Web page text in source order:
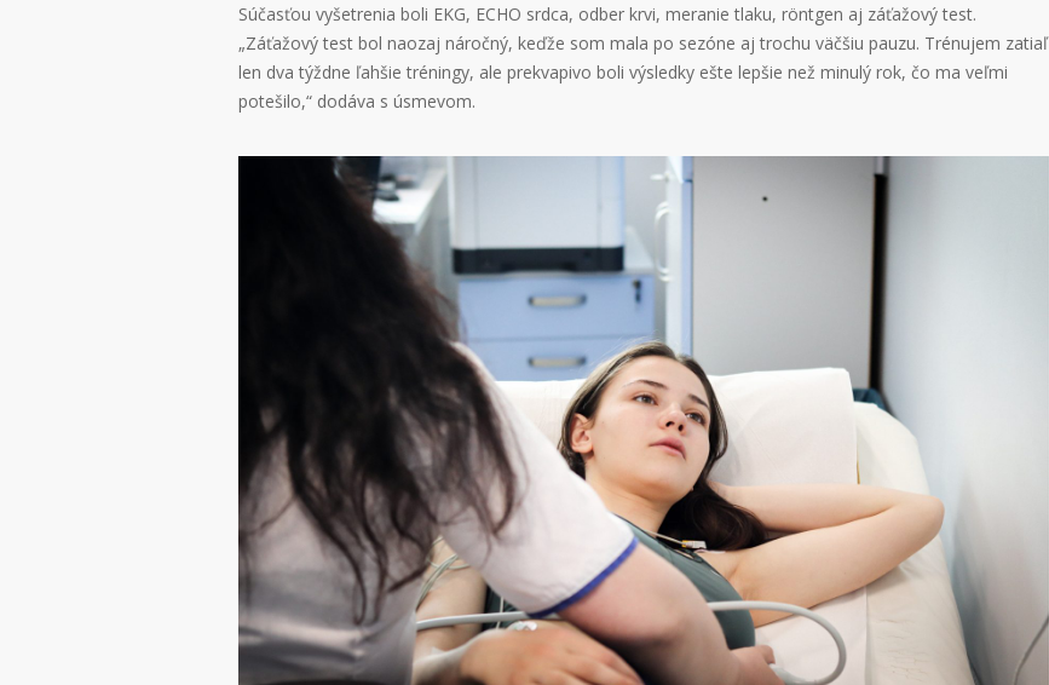
Súčasťou vyšetrenia boli EKG, ECHO srdca, odber krvi, meranie tlaku, röntgen aj záťažový test.
„Záťažový test bol naozaj náročný, keďže som mala po sezóne aj trochu väčšiu pauzu. Trénujem zatiaľ
len dva týždne ľahšie tréningy, ale prekvapivo boli výsledky ešte lepšie než minulý rok, čo ma veľmi
potešilo,“ dodáva s úsmevom.